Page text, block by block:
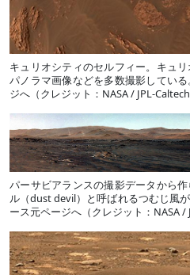
キュリオシティのセルフィー。キュ
パノラマ画像などを多数撮影してい
ジへ（クレジット：NASA / JPL-Caltech
パーサビアランスの撮影データから
ル（dust devil）と呼ばれるつむじ風
ース元ページへ（クレジット：NASA /